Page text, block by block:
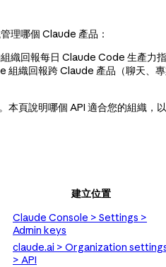
理哪個 Claude 產品：
織回報每日 Claude Code 生產力
組織回報跨 Claude 產品（聊天、
頁說明哪個 API 適合您的組織，
建立位置
Claude Console > Settings >
Admin keys
claude.ai > Organization
> API